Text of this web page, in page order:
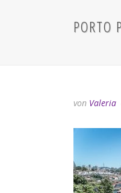
PORTO
von Valeria